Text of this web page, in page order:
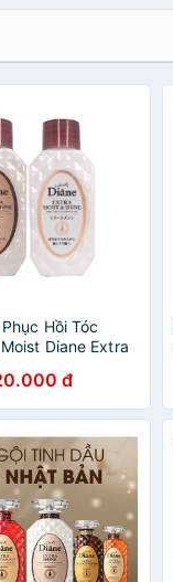
Hồi Tóc
Diane Extra
KHÔNG
đ